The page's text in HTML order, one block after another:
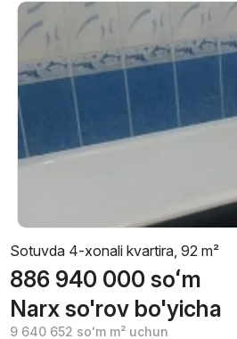
Sotuvda 4-xonali kvartira, 92 m²
886 940 000 soʻm
Narx so'rov bo'yicha
9 640 652 soʻmm² uchun